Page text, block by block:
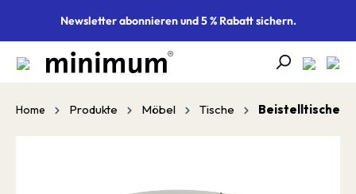
springenNewsletter abonnieren und 5 % Rabatt sichern.
Home Produkte Möbel Tische Beistelltische